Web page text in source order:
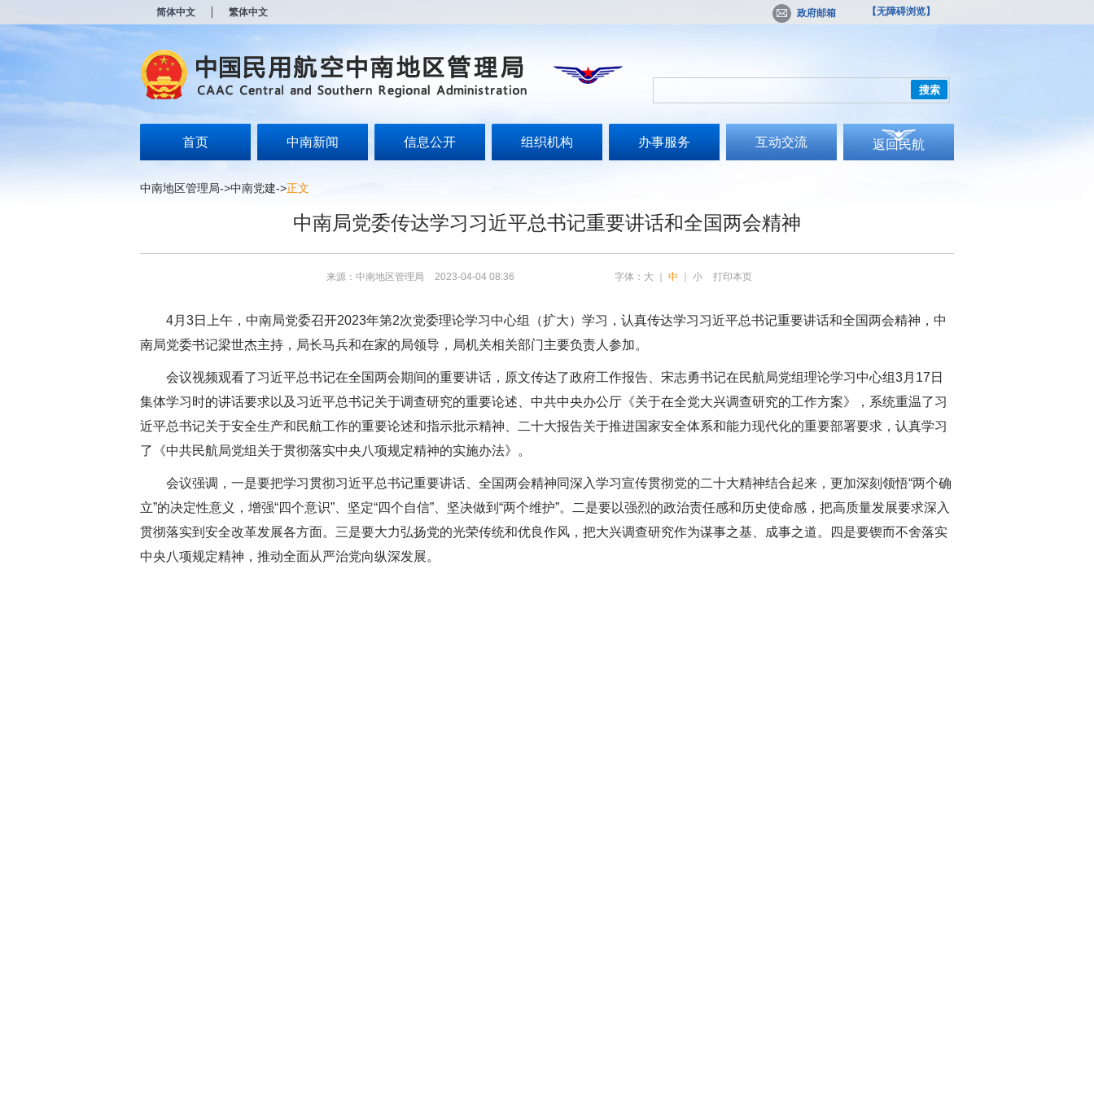
简体中文 繁体中文 政府邮箱 【无障碍浏览】
搜索
首页 中南新闻 信息公开 组织机构 办事服务 互动交流 返回民航
中南地区管理局->中南党建->正文
中南局党委传达学习习近平总书记重要讲话和全国两会精神
来源：中南地区管理局 2023-04-04 08:36 字体： 大 中 小 打印本页
4月 3日上午， 中南局党委召开2023年第2次党委理论学习中心组（扩大）学习 ，认真传达学习习近平总书记重要讲话和全国两会精神， 中
南局党委书记梁世杰主持， 局长马兵和在家的局领导，局机关相关部门主要负责人参加。
会议视频观看了习近平总书记在全国两会期间的重要讲话，原文传达了政府工作报告、宋志勇书记在民航局党组理论学习中心组3月 17 日
集体学习时的讲话要求以及习近平总书记关于调查研究的重要论述、中共中央办公厅《关于在全党大兴调查研究的工作方案》，系统重温了习
近平总书记关于安全生产和民航工作的重要论述和指示批示精神、二十大报告关于推进国家安全体系和能力现代化的重要部署要求，认真学习
了《中共民航局党组关于贯彻落实中央八项规定精神的实施办法》。
会议强调，一是要把学习贯彻习近平总书记重要讲话、全国两会精神同深入学习宣传贯彻党的二十大精神结合起来，更加深刻领悟“两个确
立”的决定性意义，增强“四个意识”、坚定“四个自信”、坚决做到“两个维护”。二是要以强烈的政治责任感和历史使命感，把高质量发展要求深入
贯彻落实到安全改革发展各方面。三是要大力弘扬党的光荣传统和优良作风，把大兴调查研究作为谋事之基、成事之道。四是要锲而不舍落实
中央八项规定精神，推动全面从严治党向纵深发展。
打
无
障